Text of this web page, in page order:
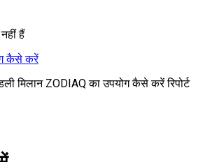
हैं
कैसे करें
मिलान ZODIAQ का उपयोग कैसे करें रिपोर्ट